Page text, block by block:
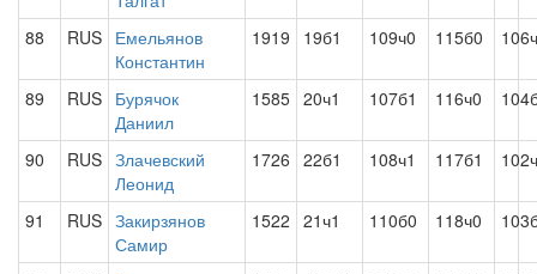
88
RUS Емельянов
Константин
1919 19б1 109ч0 115б0
89 RUS Бурячок
Даниил
1585 20ч1 107б1 116ч0
90 RUS Злачевский
Леонид
1726 22б1 108ч1 117б1
91 RUS Закирзянов
Самир
1522 21ч1 110б0 118ч0